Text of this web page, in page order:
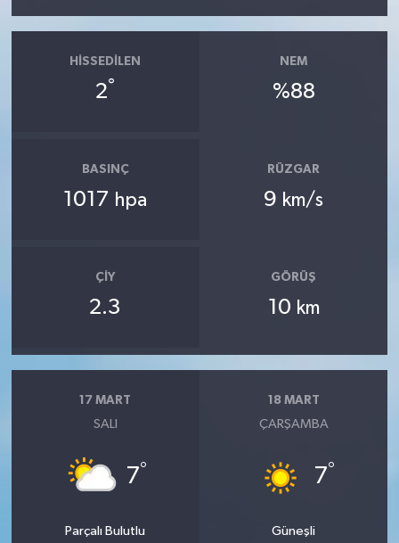
HISSEDILEN
2°
NEM
%88
BASINÇ
1017 hpa
RÜZGAR
9 km/s
ÇIY
2.3
GÖRÜŞ
10 km
17 MART
SALI
7°
Parçalı Bulutlu
18 MART
ÇARŞAMBA
7°
Güneşli